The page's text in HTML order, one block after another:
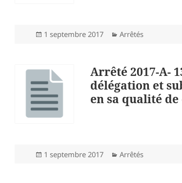
Publié
1 septembre 2017 Catégories
Arrêtés
Arrêté 2017-A-
délégation et
en sa qualité
Publié
1 septembre 2017 Catégories
Arrêtés